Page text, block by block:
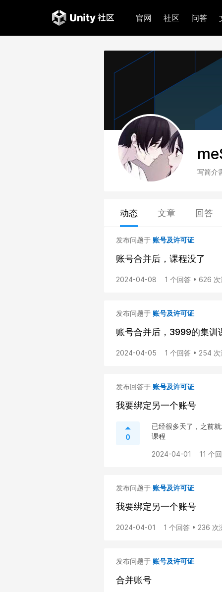
官网 社区 问答
写简介
动态 文章 回答
发布问题于 账号及许可证
账号合并后，课程没了
2024-04-08 1 个回答 • 626 次
发布问题于 账号及许可证
账号合并后，3999的集训
2024-04-05 1 个回答 • 254 次
发布回答于 账号及许可证
我要绑定另一个账号
0
已经很多天了，之前
课程
2024-04-01 11 个
发布问题于 账号及许可证
我要绑定另一个账号
2024-04-01 1 个回答 • 236 次
发布问题于 账号及许可证
合并账号